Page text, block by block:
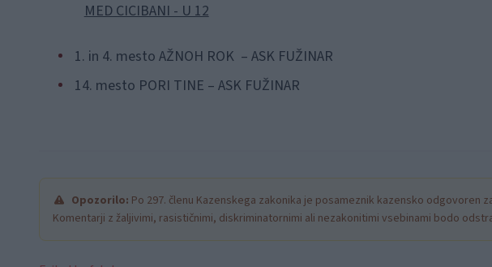
MED CICIBANI - U 12
1. in 4. mesto AŽNOH ROK – ASK FUŽINAR
14. mesto PORI TINE – ASK FUŽINAR
Opozorilo: Po 297. členu Kazenskega zakonika je posameznik kazensko odgovoren
Komentarji z žaljivimi, rasističnimi, diskriminatornimi ali nezakonitimi vsebinami bodo